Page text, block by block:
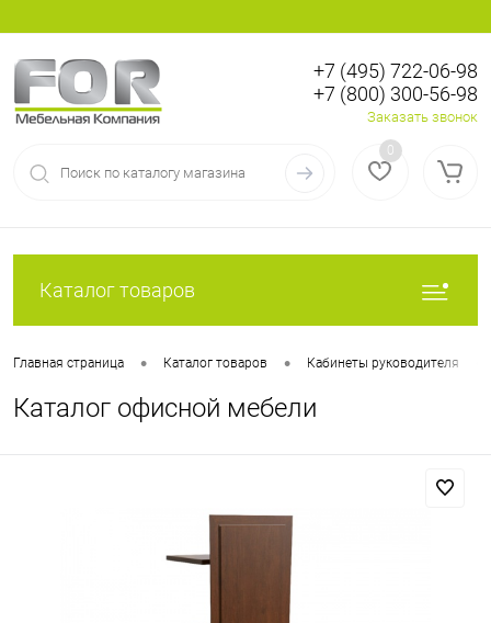
Регистрация
+7 (495) 722-06-98
+7 (800) 300-56-98
Заказать звонок
0
Каталог товаров
Главная страница • Каталог товаров • Кабинеты руководителя
Каталог офисной мебели